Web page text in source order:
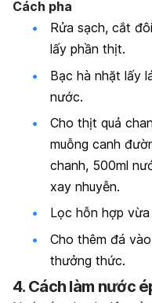
Cách pha
Rửa sạch, cắt
lấy phần thịt.
Bạc hà nhặt lấy
nước.
Cho thịt quả
muỗng canh
chanh, 500ml
xay nhuyễn.
Lọc hỗn hợp
Cho thêm đá
thưởng thức.
4. Cách làm nước